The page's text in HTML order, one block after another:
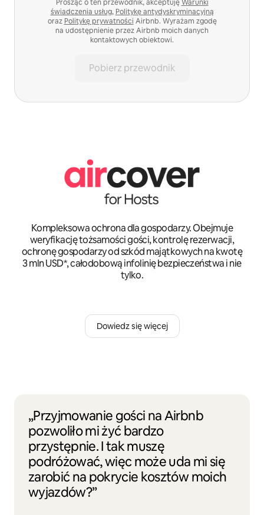
Prosząc o ten przewodnik, akceptujęWarunki
świadczenia usług, Politykę antydyskryminacyjną
oraz Politykę prywatności Airbnb. Wyrażam zgodę
na udostępnienie przez Airbnb moich danych
kontaktowych obiektowi.
Pobierz przewodnik
Kompleksowa ochrona dla gospodarzy. Obejmuje
weryfikację tożsamości gości, kontrolę rezerwacji,
ochronę gospodarzy od szkód majątkowych na kwotę
3 mln USD*, całodobową infolinię bezpieczeństwa i nie
tylko.
Dowiedz się więcej
„Przyjmowanie gości na Airbnb
pozwoliło mi żyć bardzo
przystępnie. I tak muszę
podróżować, więc może uda mi się
zarobić na pokrycie kosztów moich
wyjazdów?”